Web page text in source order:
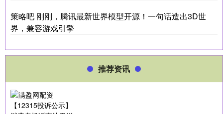
策略吧 刚刚，腾讯最新世界模型开源！一句话造出3D世
界，兼容游戏引擎
推荐资讯